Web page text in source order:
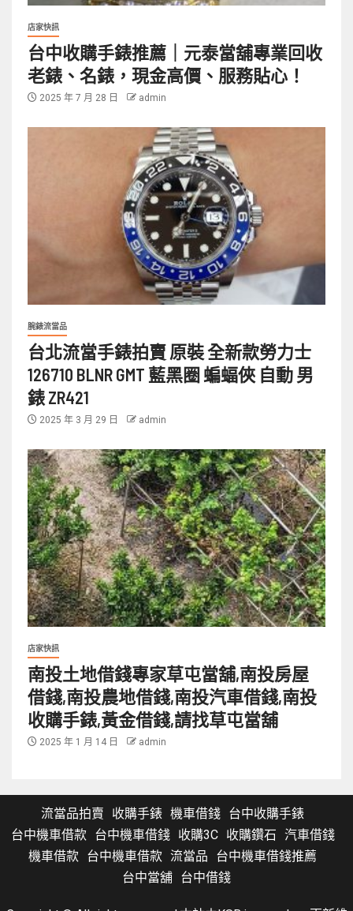
店家快訊
台中收購手錶推薦｜元泰當舖專業回收
老錶、名錶，現金高價、服務貼心！
2025 年 7 月 28 日 admin
腕錶流當品
台北流當手錶拍賣 原裝 全新款勞力士
126710 BLNR GMT 藍黑圈 蝙蝠俠 自動 男
錶 ZR421
2025 年 3 月 29 日 admin
店家快訊
南投土地借錢專家草屯當舖,南投房屋
借錢,南投農地借錢,南投汽車借錢,南投
收購手錶,黃金借錢,請找草屯當舖
2025 年 1 月 14 日 admin
流當品拍賣 收購手錶 機車借錢 台中收購手錶
台中機車借款
台中機車借錢 收購3C 收購鑽石 汽車借錢
機車借款 台中機車借款 流當品
台中機車借錢推薦
台中當舖 台中借錢